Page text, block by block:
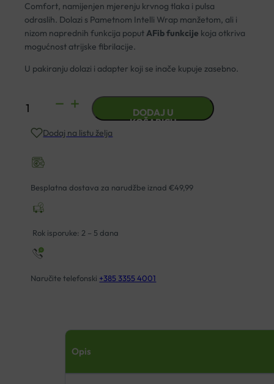
Comfort, namijenjen mjerenju krvnog tlaka i pulsa
odraslih. Dolazi s Pametnom Intelli Wrap manžetom, ali i
nizom naprednih funkcija poputAFib funkcije koja otkriva
mogućnost atrijske fibrilacije.
U pakiranju dolazi i adapter koji se inače kupuje zasebno.
TLAKOMJER
M6
ADAPTER
DODAJ U
KOŠARICU
Dodaj na listu želja
Besplatna dostava za narudžbe iznad €49,99
Rok isporuke: 2 – 5 dana
Naručite telefonski +385 3355 4001
Opis